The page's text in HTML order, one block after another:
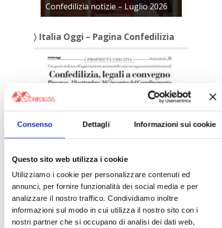
Consenso Dettagli Informazioni sui cookie
Questo sito web utilizza i cookie
Utilizziamo i cookie per personalizzare contenuti ed
annunci, per fornire funzionalità dei social media e per
analizzare il nostro traffico. Condividiamo inoltre
informazioni sul modo in cui utilizza il nostro sito con i
nostri partner che si occupano di analisi dei dati web,
Confedilizia notizie – Luglio 2026
〉 Italia Oggi – Pagina Confedilizia
Italia Oggi – Luglio 2026